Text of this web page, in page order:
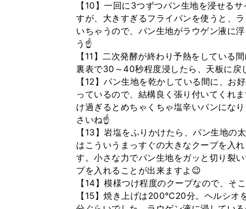
【10】一回に3つずつパン生地を浸せる
すが、大きすぎるフライパンを使うと、
いちゃうので、パン生地がラウゲン液に
う☝
【11】二次発酵が終わり予熱をしている
裏表で30～40秒程度浸したら、天板に戻
【12】パン生地を乾かしている間に、お
っているので、結構良く張り付いてくれ
け過ぎるとめちゃくちゃ塩辛いパンにな
さいね☝
【13】岩塩をふりかけたら、パン生地の
はこういうまっすぐの大きなクープを入
す。小さな力でパン生地をガッと切り裂
プを入れることが出来ますよ😉
【14】模様つけ程度のクープなので、そ
【15】焼き上げは200℃20分。ヘルシ